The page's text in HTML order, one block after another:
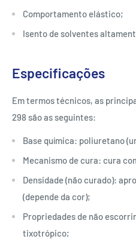
Comportamento elástico;
Isento de solventes
Especificações
Em termos técnicos, as
298 são as seguintes:
Base química: poliuretano
Mecanismo de cura: cura
Densidade (não curado):
(depende da cor);
Propriedades de não
tixotrópico;